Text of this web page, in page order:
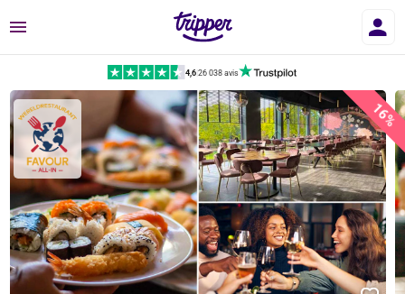
Menu
4,6|26 038 avis
16%